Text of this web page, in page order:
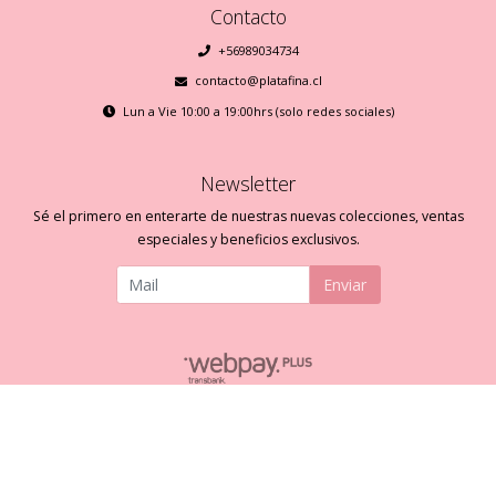
Contacto
+56989034734
contacto@platafina.cl
Lun a Vie 10:00 a 19:00hrs (solo redes sociales)
Newsletter
Sé el primero en enterarte de nuestras nuevas colecciones, ventas
especiales y beneficios exclusivos.
Enviar